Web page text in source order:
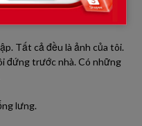
Tất cả đều là ảnh của tôi.
đứng trước nhà. Có những
lưng.